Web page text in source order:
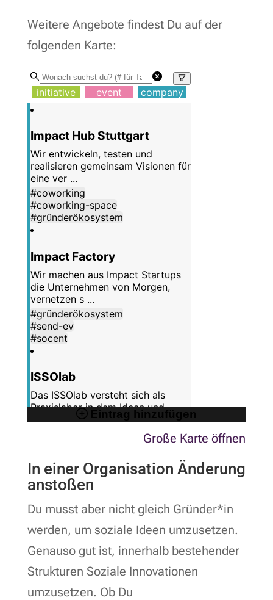
Weitere Angebote findest Du auf der
folgenden Karte:
Große Karte öffnen
In einer Organisation Änderung
anstoßen
Du musst aber nicht gleich Gründer*in
werden, um soziale Ideen umzusetzen.
Genauso gut ist, innerhalb bestehender
Strukturen Soziale Innovationen
umzusetzen. Ob Du